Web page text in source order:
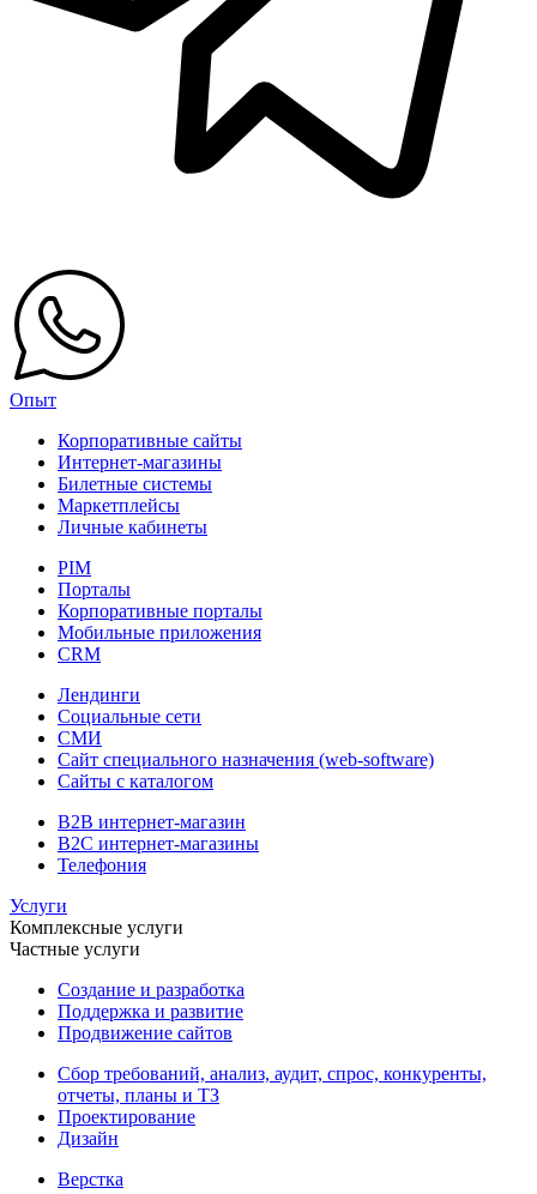
Опыт
Корпоративные сайты
Интернет-магазины
Билетные системы
Маркетплейсы
Личные кабинеты
PIM
Порталы
Корпоративные порталы
Мобильные приложения
CRM
Лендинги
Социальные сети
СМИ
Сайт специального назначения (web-software)
Сайты с каталогом
B2B интернет-магазин
B2C интернет-магазины
Телефония
Услуги
Комплексные услуги
Частные услуги
Создание и разработка
Поддержка и развитие
Продвижение сайтов
Сбор требований, анализ, аудит, спрос, конкуренты,
отчеты, планы и ТЗ
Проектирование
Дизайн
Верстка